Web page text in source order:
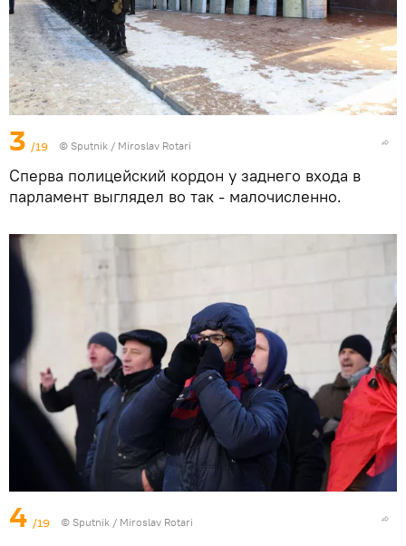
3 /19 © Sputnik / Miroslav Rotari
Сперва полицейский кордон у заднего входа в
парламент выглядел во так - малочисленно.
4 /19 © Sputnik / Miroslav Rotari